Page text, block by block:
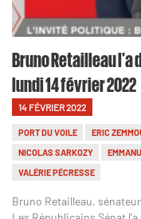
Bruno Retailleau l'a
lundi 14 février 2022
14 FÉVRIER 2022
PORT DU VOILE ERIC
NICOLAS SARKOZY
VALÉRIE PÉCRESSE
Bruno Retailleau,